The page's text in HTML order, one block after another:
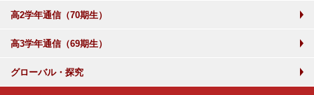
高2学年通信（70期生）
高3学年通信（69期生）
グローバル・探究